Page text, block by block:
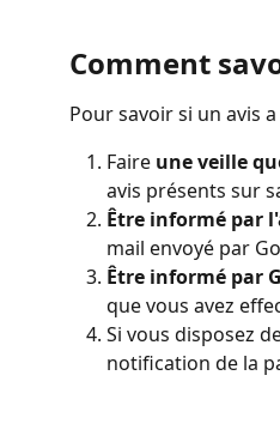
Comment
Pour savoir si un avis
Faire une veille
avis présents sur
Être informé par
mail envoyé par
Être informé par
que vous avez
Si vous disposez
notification de la